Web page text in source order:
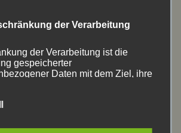
(2)
(6)
der Verarbeitung
der Verarbeitung ist die
gespeicherter
Daten mit dem Ziel, ihre